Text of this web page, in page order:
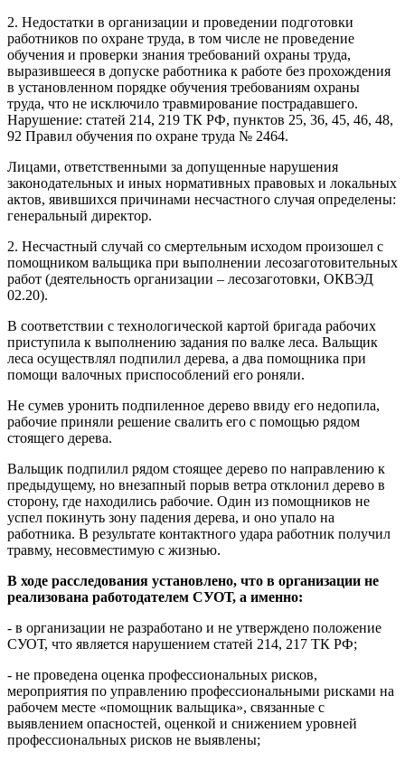
2. Недостатки в организации и проведении подготовки
работников по охране труда, в том числе не проведение
обучения и проверки знания требований охраны труда,
выразившееся в допуске работника к работе без прохождения
в установленном порядке обучения требованиям охраны
труда, что не исключило травмирование пострадавшего.
Нарушение: статей 214, 219 ТК РФ, пунктов 25, 36, 45, 46, 48,
92 Правил обучения по охране труда № 2464.
Лицами, ответственными за допущенные нарушения
законодательных и иных нормативных правовых и локальных
актов, явившихся причинами несчастного случая определены:
генеральный директор.
2. Несчастный случай со смертельным исходом произошел с
помощником вальщика при выполнении лесозаготовительных
работ (деятельность организации – лесозаготовки, ОКВЭД
02.20).
В соответствии с технологической картой бригада рабочих
приступила к выполнению задания по валке леса. Вальщик
леса осуществлял подпилил дерева, а два помощника при
помощи валочных приспособлений его роняли.
Не сумев уронить подпиленное дерево ввиду его недопила,
рабочие приняли решение свалить его с помощью рядом
стоящего дерева.
Вальщик подпилил рядом стоящее дерево по направлению к
предыдущему, но внезапный порыв ветра отклонил дерево в
сторону, где находились рабочие. Один из помощников не
успел покинуть зону падения дерева, и оно упало на
работника. В результате контактного удара работник получил
травму, несовместимую с жизнью.
В ходе расследования установлено, что в организации не
реализована работодателем СУОТ, а именно:
- в организации не разработано и не утверждено положение
СУОТ, что является нарушением статей 214, 217 ТК РФ;
- не проведена оценка профессиональных рисков,
мероприятия по управлению профессиональными рисками на
рабочем месте «помощник вальщика», связанные с
выявлением опасностей, оценкой и снижением уровней
профессиональных рисков не выявлены;